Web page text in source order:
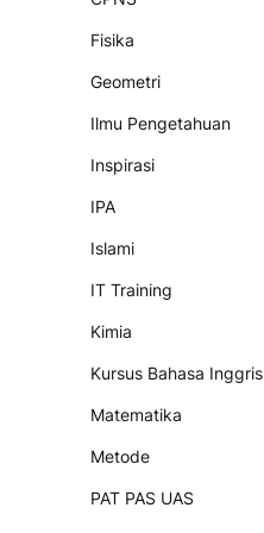
Fisika
Geometri
Ilmu Pengetahuan
Inspirasi
IPA
Islami
IT Training
Kimia
Kursus Bahasa Inggris
Matematika
Metode
PAT PAS UAS